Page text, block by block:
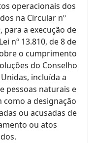
operacionais dos
na Circular nº
para a execução de
nº 13.810, de 8 de
o cumprimento
do Conselho
incluída a
pessoas naturais e
como a designação
ou acusadas de
ou atos